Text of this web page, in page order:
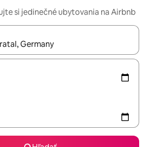
si jedinečné ubytovania na Airbnb
k dispozícii, môžete si ich prechádzať